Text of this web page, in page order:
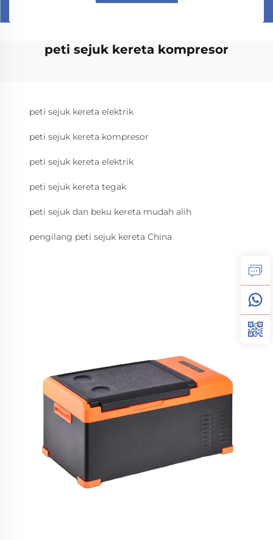
peti sejuk kereta kompresor
peti sejuk kereta elektrik
peti sejuk kereta kompresor
peti sejuk kereta elektrik
peti sejuk kereta tegak
peti sejuk dan beku kereta mudah alih
pengilang peti sejuk kereta China